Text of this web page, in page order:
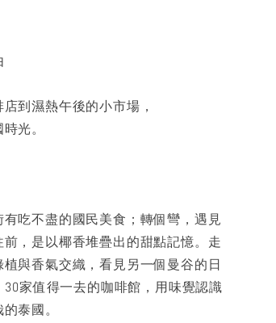
到濕熱午後的小市場，
光。
吃不盡的國民美食；轉個彎，遇見
，是以椰香堆疊出的甜點記憶。走
與香氣交織，看見另一個曼谷的日
家值得一去的咖啡館，用味覺認識
泰國。